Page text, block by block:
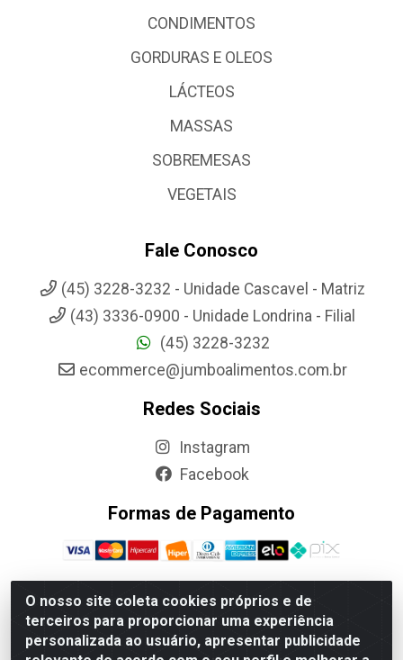
O nosso site coleta cookies próprios e de
terceiros para proporcionar uma experiência
personalizada ao usuário, apresentar publicidade
CONDIMENTOS
GORDURAS E OLEOS
LÁCTEOS
MASSAS
SOBREMESAS
VEGETAIS
Fale Conosco
(45) 3228-3232 - Unidade Cascavel - Matriz
(43) 3336-0900 - Unidade Londrina - Filial
(45) 3228-3232
ecommerce@jumboalimentos.com.br
Redes Sociais
Instagram
Facebook
Formas de Pagamento
Jumbo Alimentos Cascavel - Matriz - Rua Itatiba Do Sul, 161 -
Santos Dumont, Cascavel-PR - CEP 85804-700- CNPJ